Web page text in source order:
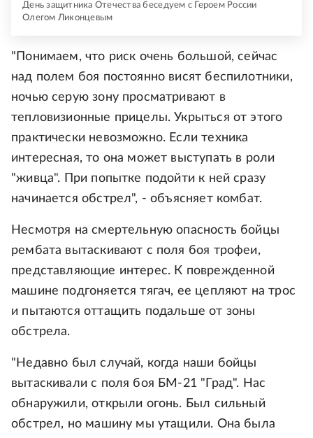
День защитника Отечества беседуем с Героем России
Олегом Ликонцевым
"Понимаем, что риск очень большой, сейчас
над полем боя постоянно висят беспилотники,
ночью серую зону просматривают в
тепловизионные прицелы. Укрыться от этого
практически невозможно. Если техника
интересная, то она может выступать в роли
"живца". При попытке подойти к ней сразу
начинается обстрел", - объясняет комбат.
Несмотря на смертельную опасность бойцы
рембата вытаскивают с поля боя трофеи,
представляющие интерес. К поврежденной
машине подгоняется тягач, ее цепляют на трос
и пытаются оттащить подальше от зоны
обстрела.
"Недавно был случай, когда наши бойцы
вытаскивали с поля боя БМ-21 "Град". Нас
обнаружили, открыли огонь. Был сильный
обстрел, но машину мы утащили. Она была